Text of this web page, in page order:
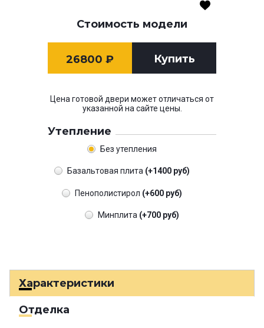
Стоимость модели
26800 ₽ Купить
Цена готовой двери может отличаться от
указанной на сайте цены.
Утепление
Без утепления
Базальтовая плита (+1400 руб)
Пенополистирол (+600 руб)
Минплита (+700 руб)
Характеристики
Отделка